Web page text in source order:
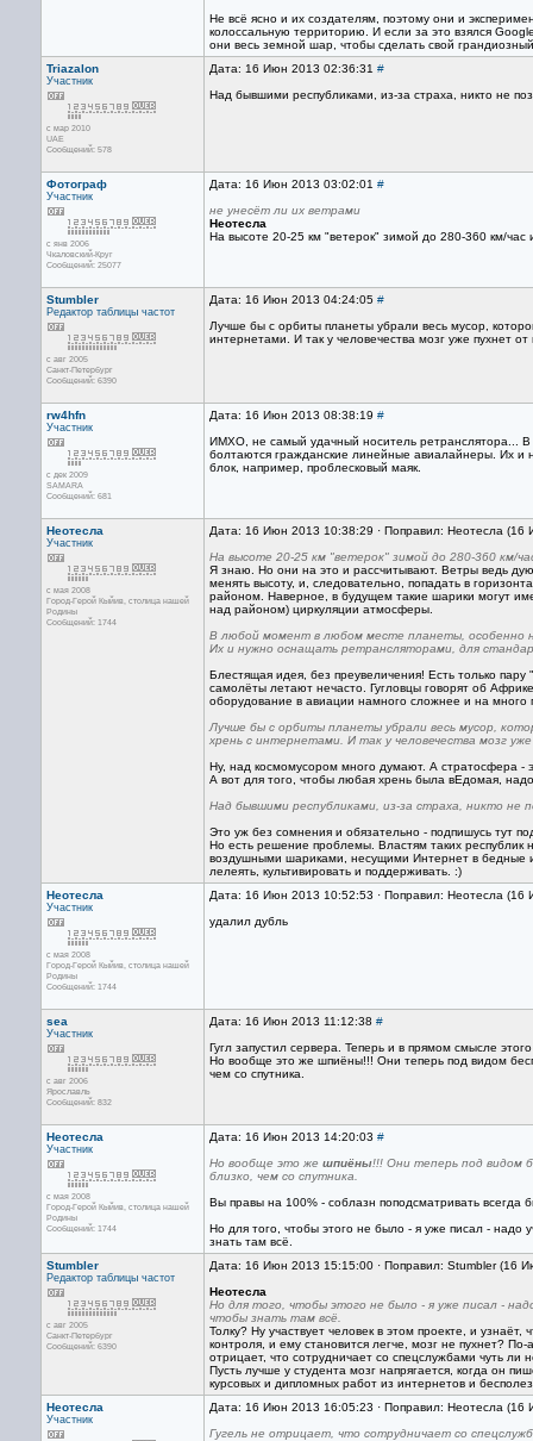
Не всё ясно и их создателям, поэтому они и
колоссальную территорию. И если за это взялся
они весь земной шар, чтобы сделать свой
Triazalon
Участник
с мар 2010
UAE
Сообщений: 578
Дата: 16 Июн 2013 02:36:31 #
Над бывшими республиками, из-за страха, никто не
Фотограф
Участник
с янв 2006
Чкаловский-Круг
Сообщений: 25077
Дата: 16 Июн 2013 03:02:01 #
не унесёт ли их ветрами
Неотесла
На высоте 20-25 км "ветерок" зимой до 280-360 км/час
Stumbler
Редактор таблицы частот
с авг 2005
Санкт-Петербург
Сообщений: 6390
Дата: 16 Июн 2013 04:24:05 #
Лучше бы с орбиты планеты убрали весь мусор,
интернетами. И так у человечества мозг уже пухнет от
rw4hfn
Участник
с дек 2009
SAMARA
Сообщений: 681
Дата: 16 Июн 2013 08:38:19 #
ИМХО, не самый удачный носитель ретранслятора...
болтаются гражданские линейные авиалайнеры. Их и
блок, например, проблесковый маяк.
Неотесла
Участник
с мая 2008
Город-Герой Кыйив, столица нашей
Родины
Сообщений: 1744
Дата: 16 Июн 2013 10:38:29 · Поправил: Неотесла
На высоте 20-25 км "ветерок" зимой до 280-360 км/
Я знаю. Но они на это и рассчитывают. Ветры ведь
менять высоту, и, следовательно, попадать в
районом. Наверное, в будущем такие шарики могут
над районом) циркуляции атмосферы.
В любой момент в любом месте планеты, особенно
Их и нужно оснащать ретрансляторами, для
Блестящая идея, без преувеличения! Есть только
самолёты летают нечасто. Гугловцы говорят об
оборудование в авиации намного сложнее и на много
Лучше бы с орбиты планеты убрали весь мусор,
хрень с интернетами. И так у человечества мозг
Ну, над космомусором много думают. А стратосфера -
А вот для того, чтобы любая хрень была вЕдомая,
Над бывшими республиками, из-за страха, никто не
Это уж без сомнения и обязательно - подпишусь тут
Но есть решение проблемы. Властям таких республик
воздушными шариками, несущими Интернет в бедные и
лелеять, культивировать и поддерживать. :)
Неотесла
Участник
с мая 2008
Город-Герой Кыйив, столица нашей
Родины
Сообщений: 1744
Дата: 16 Июн 2013 10:52:53 · Поправил: Неотесла
удалил дубль
sea
Участник
с авг 2006
Ярославль
Сообщений: 832
Дата: 16 Июн 2013 11:12:38 #
Гугл запустил сервера. Теперь и в прямом смысле
Но вообще это же шпиёны!!! Они теперь под видом
чем со спутника.
Неотесла
Участник
с мая 2008
Город-Герой Кыйив, столица нашей
Родины
Сообщений: 1744
Дата: 16 Июн 2013 14:20:03 #
Но вообще это же шпиёны!!! Они теперь под видом
близко, чем со спутника.
Вы правы на 100% - соблазн поподсматривать всегда
Но для того, чтобы этого не было - я уже писал - надо
знать там всё.
Stumbler
Редактор таблицы частот
с авг 2005
Санкт-Петербург
Сообщений: 6390
Дата: 16 Июн 2013 15:15:00 · Поправил: Stumbler (16
Неотесла
Но для того, чтобы этого не было - я уже писал -
чтобы знать там всё.
Толку? Ну участвует человек в этом проекте, и
контроля, и ему становится легче, мозг не пухнет?
отрицает, что сотрудничает со спецслужбами чуть ли
Пусть лучше у студента мозг напрягается, когда он
курсовых и дипломных работ из интернетов и
Неотесла
Участник
Дата: 16 Июн 2013 16:05:23 · Поправил: Неотесла
Гугель не отрицает, что сотрудничает со